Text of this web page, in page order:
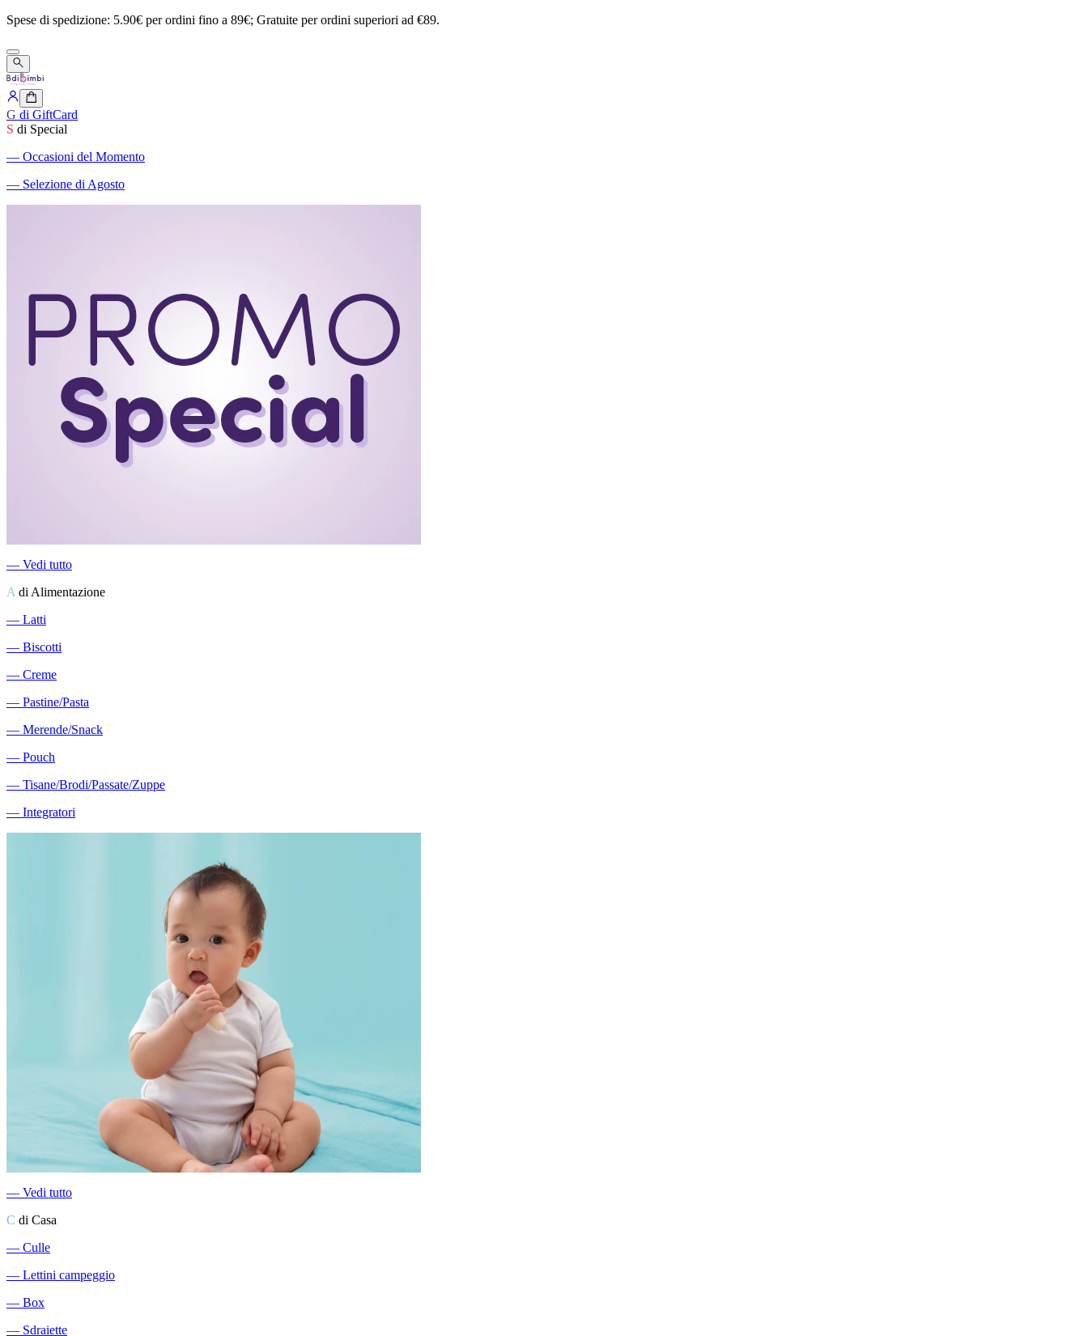
Spese di spedizione: 5.90€ perordini fino a 89€; Gratuite perordini superiori ad €89.
G di GiftCard
S di Special
― Occasioni del Momento
― Selezione di Agosto
― Vedi tutto
A di Alimentazione
― Latti
― Biscotti
― Creme
― Pastine/Pasta
― Merende/Snack
― Pouch
― Tisane/Brodi/Passate/Zuppe
― Integratori
― Vedi tutto
C di Casa
― Culle
― Lettini campeggio
― Box
― Sdraiette